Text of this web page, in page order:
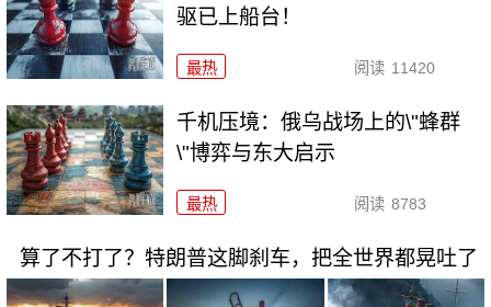
驱已上船台！
最热 阅读 11420
千机压境：俄乌战场上的\"蜂群
\"博弈与东大启示
最热 阅读 8783
算了不打了？特朗普这脚刹车，把全世界都晃吐了